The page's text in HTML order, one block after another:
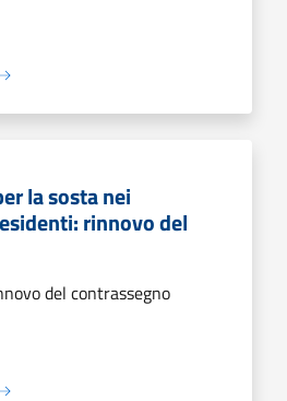
la sosta nei
rinnovo del
del contrassegno